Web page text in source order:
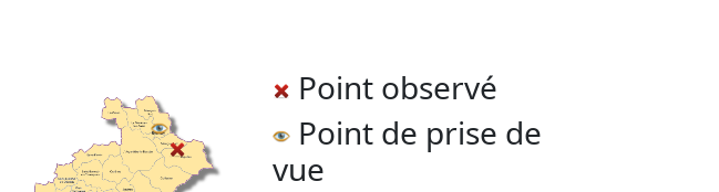
Point observé
Point de prise de
vue